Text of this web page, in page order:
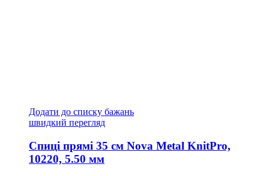
Додати до списку бажань
швидкий перегляд
Спиці прямі 35 см Nova Metal KnitPro,
10220, 5.50 мм